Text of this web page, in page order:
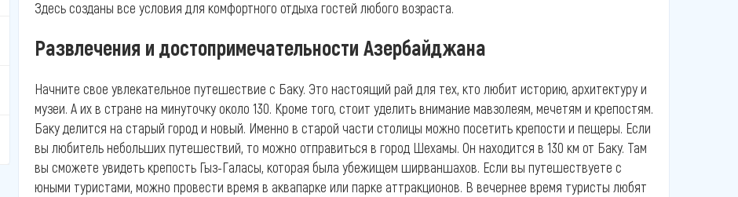
Здесь созданы все условия для комфортного отдыха гостей любого возраста.
Развлечения и достопримечательности Азербайджана
Начните свое увлекательное путешествие с Баку. Это настоящий рай для тех, кто любит историю, архитектуру и
музеи. А их в стране на минуточку около 130. Кроме того, стоит уделить внимание мавзолеям, мечетям и крепостям.
Баку делится на старый город и новый. Именно в старой части столицы можно посетить крепости и пещеры. Если
вы любитель небольших путешествий, то можно отправиться в город Шехамы. Он находится в 130 км от Баку. Там
вы сможете увидеть крепость Гыз-Галасы, которая была убежищем ширваншахов. Если вы путешествуете с
юными туристами, можно провести время в аквапарке или парке аттракционов. В вечернее время туристы любят